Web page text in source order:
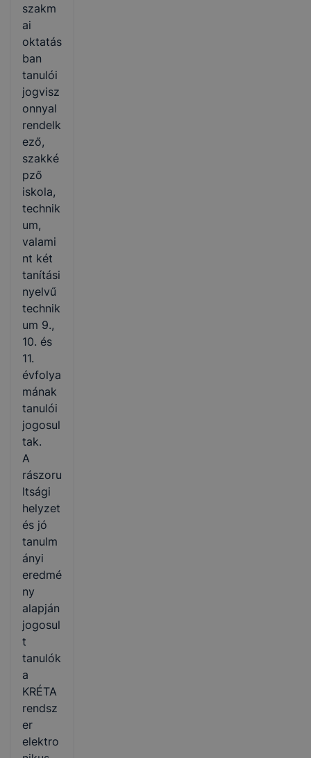
szakm
ai
oktatás
ban
tanulói
jogvisz
onnyal
rendelk
ező,
szakké
pző
iskola,
technik
um,
valami
nt két
tanítási
nyelvű
technik
um 9.,
10. és
11.
évfolya
mának
tanulói
jogosul
tak.
A
rászoru
ltsági
helyzet
és jó
tanulm
ányi
eredmé
ny
alapján
jogosul
t
tanulók
a
KRÉTA
rendsz
er
elektro